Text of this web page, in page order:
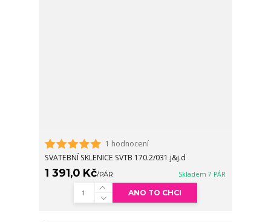
1 hodnocení
SVATEBNÍ SKLENICE SVTB 170.2/031.j&j.d
1 391,0 Kč/PÁR Skladem 7 PÁR
ANO TO CHCI